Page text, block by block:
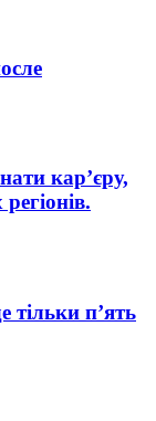
кар’єру,
тільки п’ять